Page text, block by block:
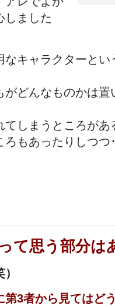
しました
キャラクターと
がどんなものかは
しまうところがあ
もあったりしつつ
て思う部分は
第3者から見てはど